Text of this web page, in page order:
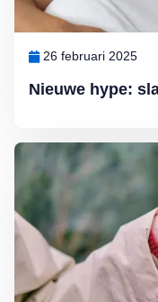
Nieuwe hype:
26 februari 2025
Lees meer over Dokter